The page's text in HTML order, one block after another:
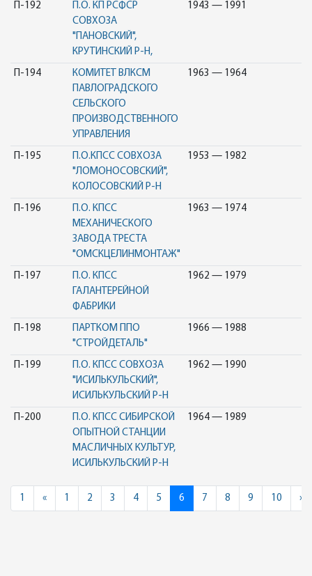
П-192
П.О. КП РСФСР
СОВХОЗА
"ПАНОВСКИЙ",
КРУТИНСКИЙ Р-Н,
1943 — 1991
П-194
КОМИТЕТ ВЛКСМ
ПАВЛОГРАДСКОГО
СЕЛЬСКОГО
ПРОИЗВОДСТВЕННОГО
УПРАВЛЕНИЯ
1963 — 1964
П-195
П.О.КПСС СОВХОЗА
"ЛОМОНОСОВСКИЙ",
КОЛОСОВСКИЙ Р-Н
1953 — 1982
П-196
П.О. КПСС
МЕХАНИЧЕСКОГО
ЗАВОДА ТРЕСТА
"ОМСКЦЕЛИНМОНТАЖ"
1963 — 1974
П-197
П.О. КПСС
ГАЛАНТЕРЕЙНОЙ
ФАБРИКИ
1962 — 1979
П-198
ПАРТКОМ ППО
"СТРОЙДЕТАЛЬ"
1966 — 1988
П-199
П.О. КПСС СОВХОЗА
"ИСИЛЬКУЛЬСКИЙ",
ИСИЛЬКУЛЬСКИЙ Р-Н
1962 — 1990
П-200
П.О. КПСС СИБИРСКОЙ
ОПЫТНОЙ СТАНЦИИ
МАСЛИЧНЫХ КУЛЬТУР,
ИСИЛЬКУЛЬСКИЙ Р-Н
1964 — 1989
1 «Previous
1 2 3 4 5 6 7 8 9 10 »